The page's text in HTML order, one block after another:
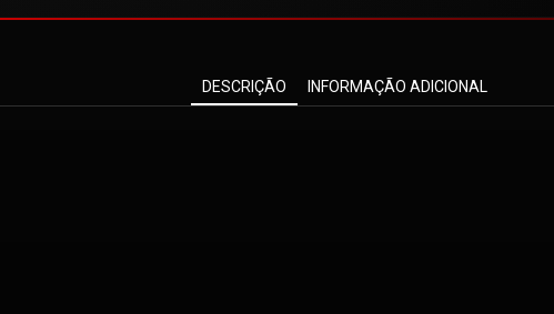
DESCRIÇÃO INFORMAÇÃO ADICIONAL